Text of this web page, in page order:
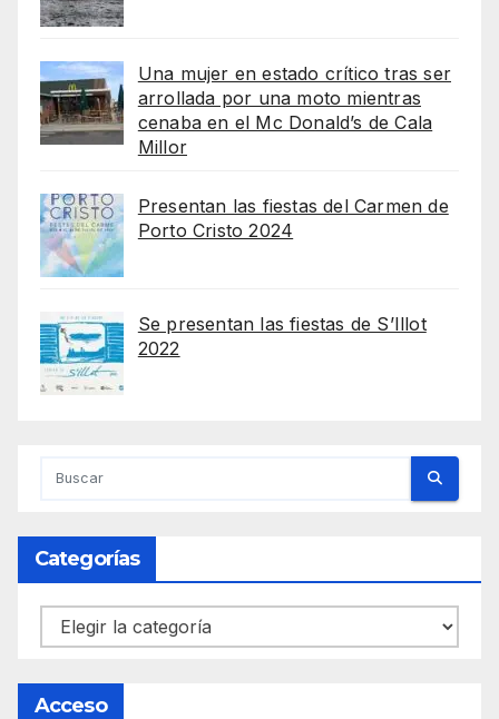
Una mujer en estado crítico tras ser
arrollada por una moto mientras
cenaba en el Mc Donald’s de Cala
Millor
Presentan las fiestas del Carmen de
Porto Cristo 2024
Se presentan las fiestas de S’Illot
2022
Categorías
Categorías
Acceso